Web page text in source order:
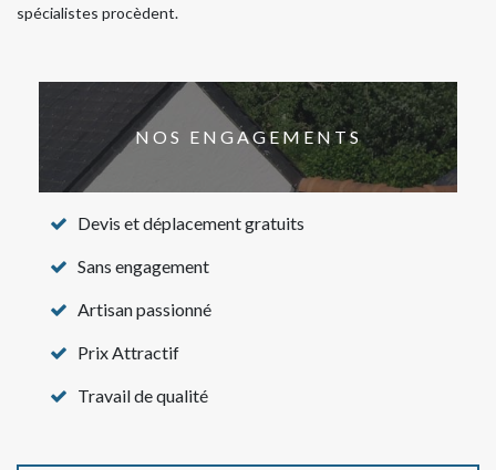
spécialistes procèdent.
NOS ENGAGEMENTS
Devis et déplacement gratuits
Sans engagement
Artisan passionné
Prix Attractif
Travail de qualité